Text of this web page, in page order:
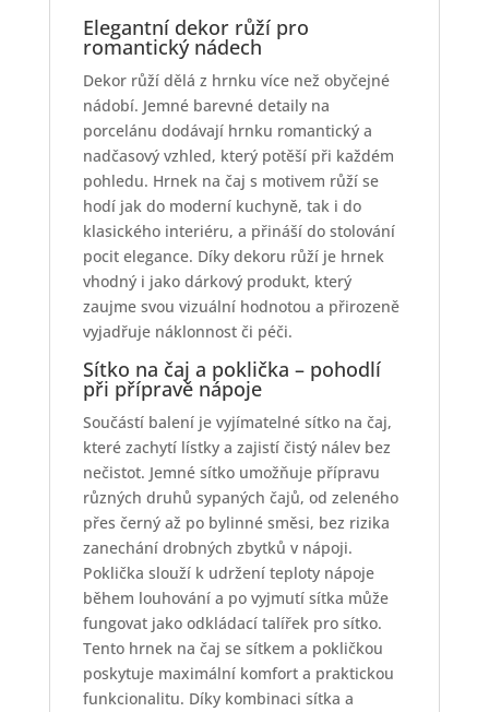
Elegantní dekor růží pro
romantický nádech
Dekor růží dělá z hrnku více než obyčejné
nádobí. Jemné barevné detaily na
porcelánu dodávají hrnku romantický a
nadčasový vzhled, který potěší při každém
pohledu. Hrnek na čaj s motivem růží se
hodí jak do moderní kuchyně, tak i do
klasického interiéru, a přináší do stolování
pocit elegance. Díky dekoru růží je hrnek
vhodný i jako dárkový produkt, který
zaujme svou vizuální hodnotou a přirozeně
vyjadřuje náklonnost či péči.
Sítko na čaj a poklička – pohodlí
při přípravě nápoje
Součástí balení je vyjímatelné sítko na čaj,
které zachytí lístky a zajistí čistý nálev bez
nečistot. Jemné sítko umožňuje přípravu
různých druhů sypaných čajů, od zeleného
přes černý až po bylinné směsi, bez rizika
zanechání drobných zbytků v nápoji.
Poklička slouží k udržení teploty nápoje
během louhování a po vyjmutí sítka může
fungovat jako odkládací talířek pro sítko.
Tento hrnek na čaj se sítkem a pokličkou
poskytuje maximální komfort a praktickou
funkcionalitu. Díky kombinaci sítka a